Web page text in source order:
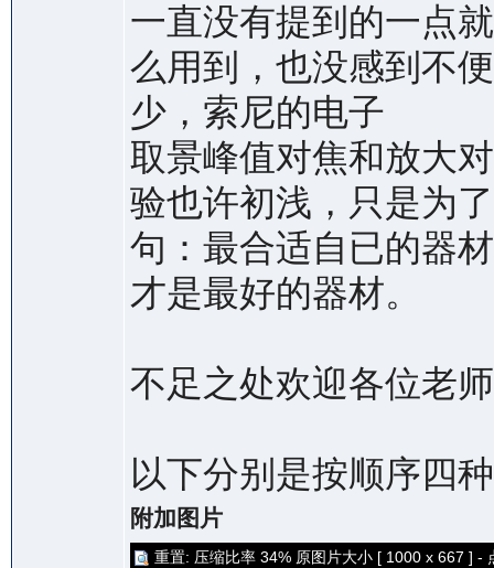
一直没有提到的一点
么用到，也没感到不
少，索尼的电子
取景峰值对焦和放大
验也许初浅，只是为
句：最合适自已的器材
才是最好的器材。
不足之处欢迎各位老
以下分别是按顺序四
附加图片
重置: 压缩比率 34% 原图片大小 [ 1000 x 667 ] -